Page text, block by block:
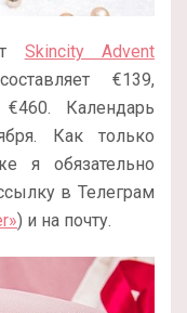
Skincity Advent
€139,
Календарь
Как только
я обязательно
в Телеграм
) и на почту.